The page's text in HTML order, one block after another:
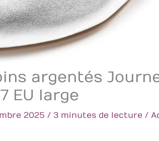
argentés
EU large
2025 / 3 minutes de lecture /